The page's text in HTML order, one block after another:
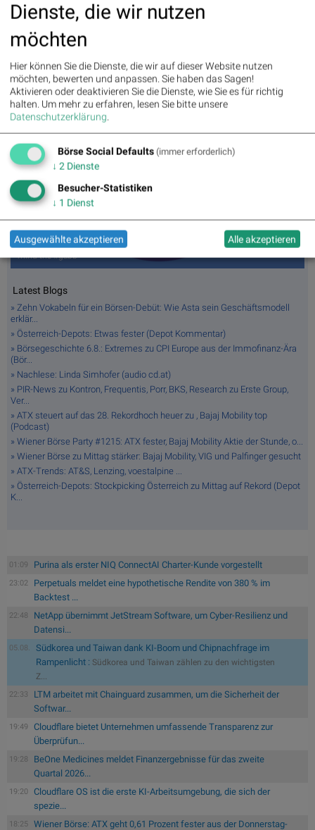
>> Besuchen Sie 55 weitere Partner aufboerse-
social.com/partner
mind the #gabb
Latest Blogs
» Zehn Vokabeln für ein Börsen-Debüt: Wie Asta sein Geschäftsmodell
erklär...
» Österreich-Depots: Etwas fester (Depot Kommentar)
» Börsegeschichte 6.8.: Extremes zu CPI Europe aus der Immofinanz-Ära
(Bör...
» Nachlese: Linda Simhofer (audio cd.at)
» PIR-News zu Kontron, Frequentis, Porr, BKS, Research zu Erste Group,
Ver...
» ATX steuert auf das 28. Rekordhoch heuer zu , Bajaj Mobility top
(Podcast)
» Wiener Börse Party #1215: ATX fester, Bajaj Mobility Aktie der Stunde, o...
» Wiener Börse zu Mittag stärker: Bajaj Mobility, VIG und Palfinger gesucht
» ATX-Trends: AT&S, Lenzing, voestalpine ...
» Österreich-Depots: Stockpicking Österreich zu Mittag auf Rekord (Depot
K...
01:09 Purina als erster NIQ ConnectAI Charter-Kunde vorgestellt
23:02
Perpetuals meldet eine hypothetische Rendite von 380 % im
Backtest ...
22:48
NetApp übernimmt JetStream Software, um Cyber-Resilienz und
Datensi...
05.08.
Südkorea und Taiwan dank KI-Boom und Chipnachfrage im
Rampenlicht : Südkorea und Taiwan zählen zu den wichtigsten
Z...
22:33
LTM arbeitet mit Chainguard zusammen, um die Sicherheit der
Softwar...
19:49
Cloudflare bietet Unternehmen umfassende Transparenz zur
Überprüfun...
19:28
BeOne Medicines meldet Finanzergebnisse für das zweite
Quartal 2026...
19:20
Cloudflare OS ist die erste KI-Arbeitsumgebung, die sich der
spezie...
18:25
Wiener Börse: ATX geht 0,61 Prozent fester aus der Donnerstag-
Dienste, die wir nutzen
möchten
Hier können Sie die Dienste, die wir auf dieser Website nutzen
möchten, bewerten und anpassen. Sie haben das Sagen!
Aktivieren oder deaktivieren Sie die Dienste, wie Sie es für richtig
halten. Um mehr zu erfahren, lesen Sie bitte unsere
Datenschutzerklärung.
Börse Social Defaults (immer erforderlich)
↓ 2 Dienste
Besucher-Statistiken
↓ 1 Dienst
Ausgewählte akzeptieren Alle akzeptieren